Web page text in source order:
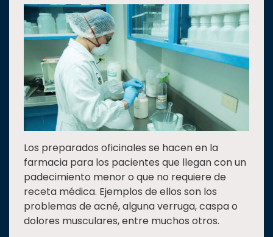
Los preparados oficinales se hacen en la
farmacia para los pacientes que llegan con un
padecimiento menor o que no requiere de
receta médica. Ejemplos de ellos son los
problemas de acné, alguna verruga, caspa o
dolores musculares, entre muchos otros.